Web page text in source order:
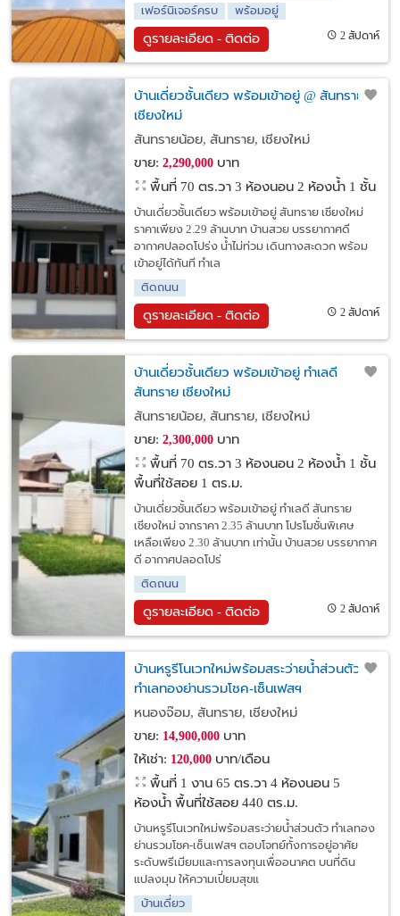
เฟอร์นิเจอร์ครบ
พร้อมอยู่
ดูรายละเอียด - ติดต่อ 2 สัปดาห์
บ้านเดี่ยวชั้นเดียว พร้อมเข้าอยู่ @ สันทราย
เชียงใหม่
สันทรายน้อย, สันทราย, เชียงใหม่
ขาย: 2,290,000บาท
พื้นที่ 70 ตร.วา 3 ห้องนอน 2 ห้องน้ำ 1 ชั้น
บ้านเดี่ยวชั้นเดียว พร้อมเข้าอยู่ สันทราย เชียงใหม่
ราคาเพียง 2.29 ล้านบาท บ้านสวย บรรยากาศดี
อากาศปลอดโปร่ง น้ำไม่ท่วม เดินทางสะดวก พร้อม
เข้าอยู่ได้ทันที ทำเล
ติดถนน
ดูรายละเอียด - ติดต่อ 2 สัปดาห์
บ้านเดี่ยวชั้นเดียว พร้อมเข้าอยู่ ทำเลดี
สันทราย เชียงใหม่
สันทรายน้อย, สันทราย, เชียงใหม่
ขาย: 2,300,000บาท
พื้นที่ 70 ตร.วา 3 ห้องนอน 2 ห้องน้ำ 1 ชั้น
พื้นที่ใช้สอย 1 ตร.ม.
บ้านเดี่ยวชั้นเดียว พร้อมเข้าอยู่ ทำเลดี สันทราย
เชียงใหม่ จากราคา 2.35 ล้านบาท โปรโมชั่นพิเศษ
เหลือเพียง 2.30 ล้านบาท เท่านั้น บ้านสวย บรรยากาศ
ดี อากาศปลอดโปร่
ติดถนน
ดูรายละเอียด - ติดต่อ 2 สัปดาห์
บ้านหรูรีโนเวทใหม่พร้อมสระว่ายน้ำส่วนตัว
ทำเลทองย่านรวมโชค-เซ็นเฟสฯ
หนองจ๊อม, สันทราย, เชียงใหม่
ขาย: 14,900,000บาท
ให้เช่า: 120,000บาท/เดือน
พื้นที่ 1 งาน 65 ตร.วา 4 ห้องนอน 5
ห้องน้ำ พื้นที่ใช้สอย 440 ตร.ม.
บ้านหรูรีโนเวทใหม่พร้อมสระว่ายน้ำส่วนตัว ทำเลทอง
ย่านรวมโชค-เซ็นเฟสฯ ตอบโจทย์ทั้งการอยู่อาศัย
ระดับพรีเมียมและการลงทุนเพื่ออนาคต บนที่ดิน
แปลงมุม ให้ความเปี่ยมสุขแ
บ้านเดี่ยว